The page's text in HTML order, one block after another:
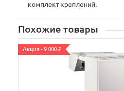
комплект креплений.
Похожие товары
Акция - 9 000 ₽